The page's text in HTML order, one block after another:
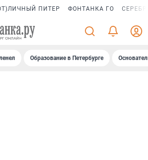
ПИТЕР ФОНТАНКА ГО
Образование в Петербурге